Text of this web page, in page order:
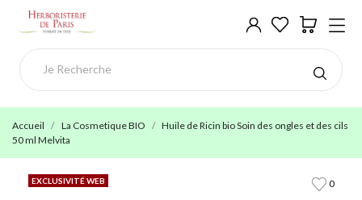
Accueil La Cosmetique BIO
Huile de Ricin bio Soin des ongles et des cils
50 ml Melvita
0
EXCLUSIVITÉ WEB